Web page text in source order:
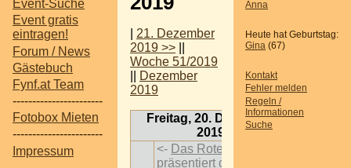
Event-Suche
Event gratis
eintragen!
Forum / News
Gästebuch
Fynf.at Team
-----------------------
Fotobox Mieten
-----------------------
Impressum
Anna
Heute hat Geburtstag:
Gina (67)
Kontakt
Fehler melden
Regeln /
Informationen
Suche
21. Dezember
2019 >>
Woche 51/2019
Dezember
2019
Freitag, 20. Dezember
2019
<- Das Rote Wien
präsentiert die